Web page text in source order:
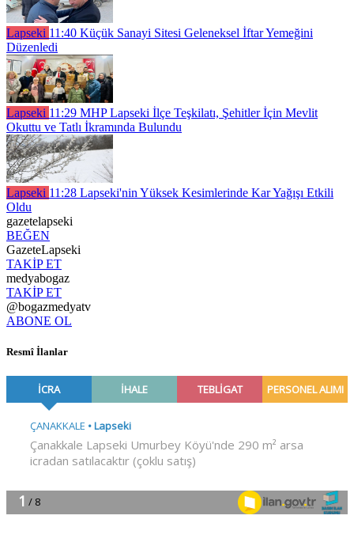
Lapseki 11:40 Küçük Sanayi Sitesi Geleneksel İftar Yemeğini
Düzenledi
Lapseki 11:29 MHP Lapseki İlçe Teşkilatı, Şehitler İçin Mevlit
Okuttu ve Tatlı İkramında Bulundu
Lapseki 11:28 Lapseki'nin Yüksek Kesimlerinde Kar Yağışı Etkili
Oldu
gazetelapseki
BEĞEN
GazeteLapseki
TAKİP ET
medyabogaz
TAKİP ET
@bogazmedyatv
ABONE OL
Resmî İlanlar